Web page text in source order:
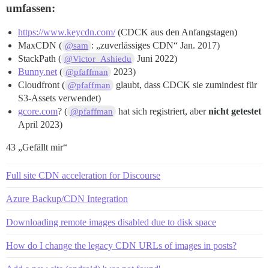
umfassen:
https://www.keycdn.com/(CDCK aus den Anfangstagen)
MaxCDN ( @sam : „zuverlässiges CDN“ Jan. 2017)
StackPath ( @Victor_Ashiedu
Juni 2022)
Bunny.net ( @pfaffman
2023)
Cloudfront ( @pfaffman
glaubt, dass CDCK sie zumindest für
S3-Assets verwendet)
gcore.com? ( @pfaffman hat sich registriert, abernicht getestet
April 2023)
43 „Gefällt mir“
Full site CDN acceleration for Discourse
Azure Backup/CDN Integration
Downloading remote images disabled due to disk space
How do I change the legacy CDN URLs of images in posts?